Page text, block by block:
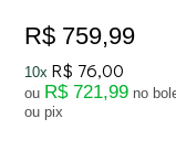
R$ 759,99
10x R$ 76,00
ou R$ 721,99 no boleto
ou pix